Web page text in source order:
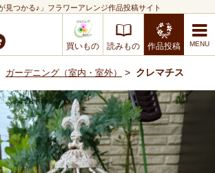
見つかる♪」フラワーアレンジ作品投稿サイト
買いもの 読みもの 作品投稿
ガーデニング（室内・室外） > クレマチス